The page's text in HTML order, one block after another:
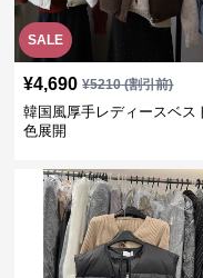
SALE
¥4,690 ¥5210(割引前)
韓国風厚手レディースベス
色展開